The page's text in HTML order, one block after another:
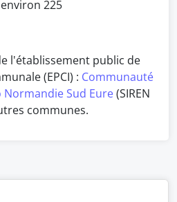
225
l'établissement public de
(EPCI) : Communauté
Sud Eure(SIREN
communes.